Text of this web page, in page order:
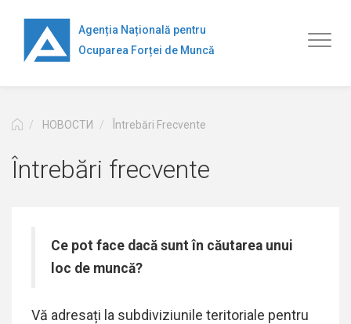
основному
содержанию
Agenția Națională pentru
Ocuparea Forței de Muncă
НОВОСТИ Întrebări Frecvente
Întrebări frecvente
Ce pot face dacă sunt în căutarea unui
loc de muncă?
Vă adresați la subdiviziunile teritoriale pentru